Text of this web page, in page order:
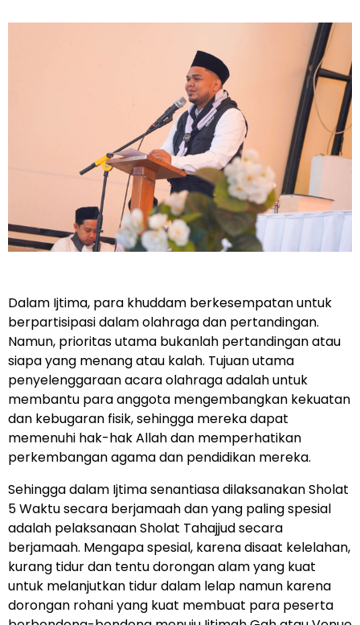
Dalam Ijtima, para khuddam berkesempatan untuk
berpartisipasi dalam olahraga dan pertandingan.
Namun, prioritas utama bukanlah pertandingan atau
siapa yang menang atau kalah. Tujuan utama
penyelenggaraan acara olahraga adalah untuk
membantu para anggota mengembangkan kekuatan
dan kebugaran fisik, sehingga mereka dapat
memenuhi hak-hak Allah dan memperhatikan
perkembangan agama dan pendidikan mereka.
Sehingga dalam Ijtima senantiasa dilaksanakan Sholat
5 Waktu secara berjamaah dan yang paling spesial
adalah pelaksanaan Sholat Tahajjud secara
berjamaah. Mengapa spesial, karena disaat kelelahan,
kurang tidur dan tentu dorongan alam yang kuat
untuk melanjutkan tidur dalam lelap namun karena
dorongan rohani yang kuat membuat para peserta